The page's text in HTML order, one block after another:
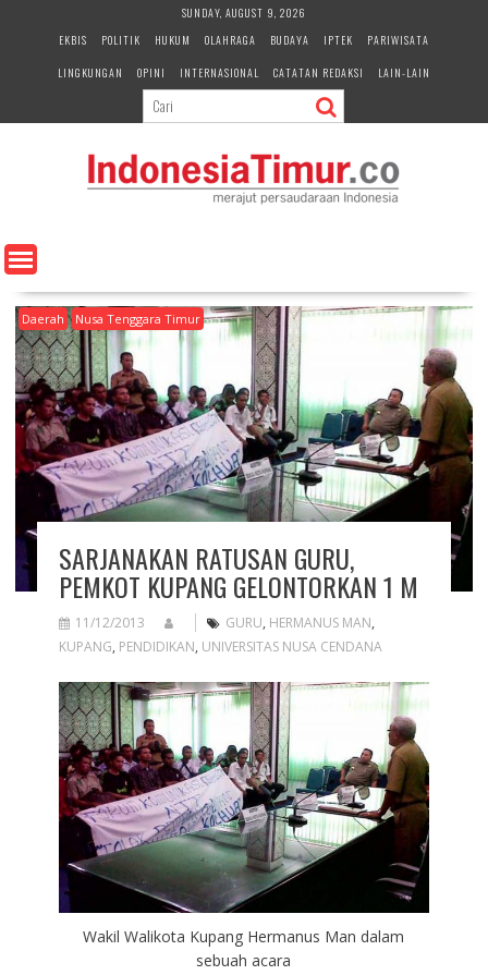
e
n
SUNDAY, AUGUST 9, 2026
EKBIS
POLITIK HUKUM OLAHRAGA BUDAYA IPTEK
PARIWISATA
LINGKUNGAN
OPINI INTERNASIONAL CATATAN REDAKSI LAIN-LAIN
Daerah Nusa Tenggara Timur
SARJANAKAN RATUSAN GURU,
PEMKOT KUPANG GELONTORKAN 1 M
11/12/2013 GURU, HERMANUS MAN,
KUPANG, PENDIDIKAN, UNIVERSITAS NUSA CENDANA
Wakil Walikota Kupang Hermanus Man dalam
sebuah acara